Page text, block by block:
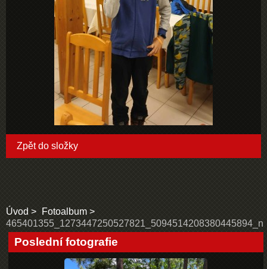
Zpět do složky
Úvod
Fotoalbum
465401355_1273447250527821_5094514208380445894_n
Poslední fotografie